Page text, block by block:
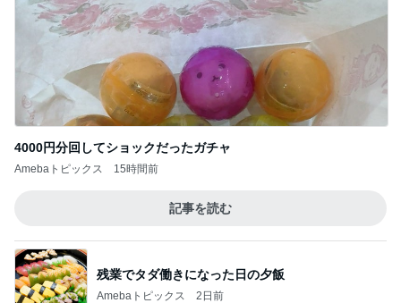
4000円分回してショックだったガチャ
Amebaトピックス 15時間前
記事を読む
残業でタダ働きになった日の夕飯
Amebaトピックス 2日前